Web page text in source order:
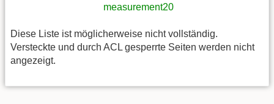
measurement20
Diese Liste ist möglicherweise nicht vollständig.
Versteckte und durch ACL gesperrte Seiten werden nicht
angezeigt.